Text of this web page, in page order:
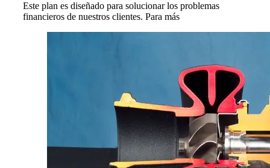
Este plan es diseñado para solucionar los problemas
financieros de nuestros clientes. Para más